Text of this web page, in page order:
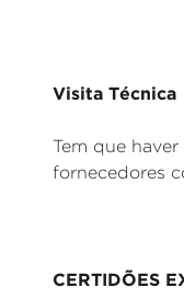
Visita Técnica
Tem que
fornecedores
CERTIDÕES